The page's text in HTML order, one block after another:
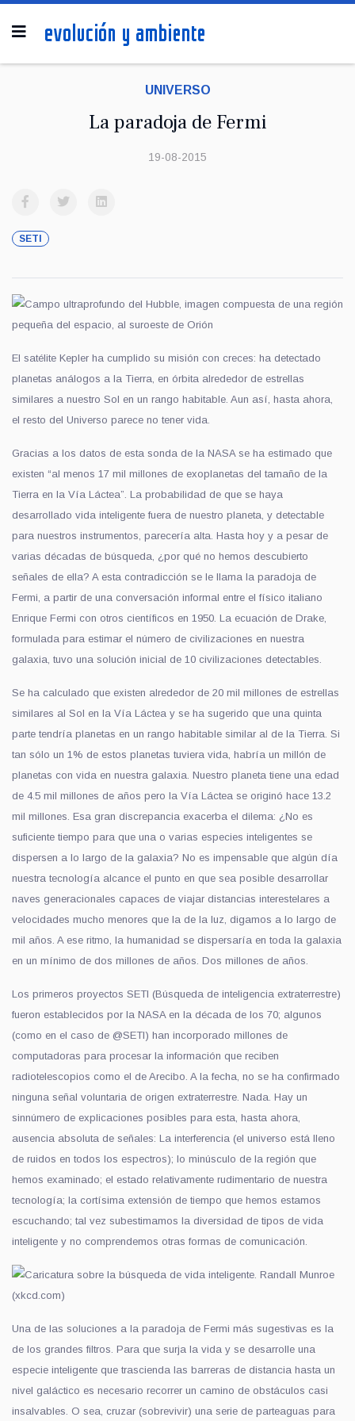
UNIVERSO
La paradoja de Fermi
19-08-2015
SETI
El satélite Kepler ha cumplido su misión con creces: ha detectado
planetas análogos a la Tierra, en órbita alrededor de estrellas
similares a nuestro Sol en un rango habitable. Aun así, hasta ahora,
el resto del Universo parece no tener vida.
Gracias a los datos de esta sonda de la NASA se ha estimado que
existen “al menos 17 mil millones de exoplanetas del tamaño de la
Tierra en la Vía Láctea”. La probabilidad de que se haya
desarrollado vida inteligente fuera de nuestro planeta, y detectable
para nuestros instrumentos, parecería alta. Hasta hoy y a pesar de
varias décadas de búsqueda, ¿por qué no hemos descubierto
señales de ella? A esta contradicción se le llama la paradoja de
Fermi, a partir de una conversación informal entre el físico italiano
Enrique Fermi con otros científicos en 1950. La ecuación de Drake,
formulada para estimar el número de civilizaciones en nuestra
galaxia, tuvo una solución inicial de 10 civilizaciones detectables.
Se ha calculado que existen alrededor de 20 mil millones de estrellas
similares al Sol en la Vía Láctea y se ha sugerido que una quinta
parte tendría planetas en un rango habitable similar al de la Tierra. Si
tan sólo un 1% de estos planetas tuviera vida, habría un millón de
planetas con vida en nuestra galaxia. Nuestro planeta tiene una edad
de 4.5 mil millones de años pero la Vía Láctea se originó hace 13.2
mil millones. Esa gran discrepancia exacerba el dilema: ¿No es
suficiente tiempo para que una o varias especies inteligentes se
dispersen a lo largo de la galaxia? No es impensable que algún día
nuestra tecnología alcance el punto en que sea posible desarrollar
naves generacionales capaces de viajar distancias interestelares a
velocidades mucho menores que la de la luz, digamos a lo largo de
mil años. A ese ritmo, la humanidad se dispersaría en toda la galaxia
en un mínimo de dos millones de años. Dos millones de años.
Los primeros proyectos SETI (Búsqueda de inteligencia extraterrestre)
fueron establecidos por la NASA en la década de los 70; algunos
(como en el caso de @SETI) han incorporado millones de
computadoras para procesar la información que reciben
radiotelescopios como el de Arecibo. A la fecha, no se ha confirmado
ninguna señal voluntaria de origen extraterrestre. Nada. Hay un
sinnúmero de explicaciones posibles para esta, hasta ahora,
ausencia absoluta de señales: La interferencia (el universo está lleno
de ruidos en todos los espectros); lo minúsculo de la región que
hemos examinado; el estado relativamente rudimentario de nuestra
tecnología; la cortísima extensión de tiempo que hemos estamos
escuchando; tal vez subestimamos la diversidad de tipos de vida
inteligente y no comprendemos otras formas de comunicación.
Una de las soluciones a la paradoja de Fermi más sugestivas es la
de los grandes filtros. Para que surja la vida y se desarrolle una
especie inteligente que trascienda las barreras de distancia hasta un
nivel galáctico es necesario recorrer un camino de obstáculos casi
insalvables. O sea, cruzar (sobrevivir) una serie de parteaguas para